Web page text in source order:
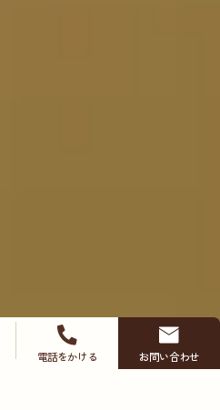
電話をかける お問い合わせ